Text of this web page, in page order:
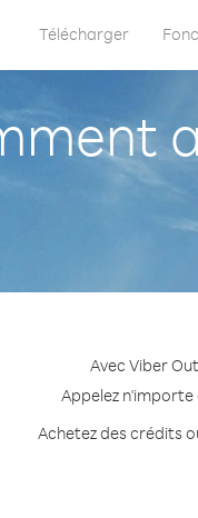
Télécharger
Avec Viber
Appelez n'importe
Achetez des crédits